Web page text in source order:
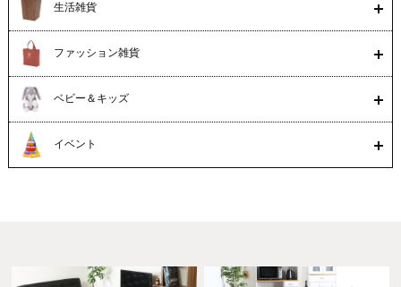
生活雑貨
ファッション雑貨
ベビー＆キッズ
イベント